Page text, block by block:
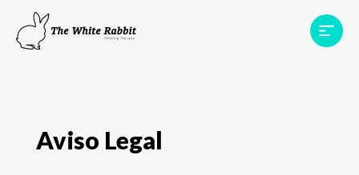
Proyectos
Testimonios
Aviso Legal